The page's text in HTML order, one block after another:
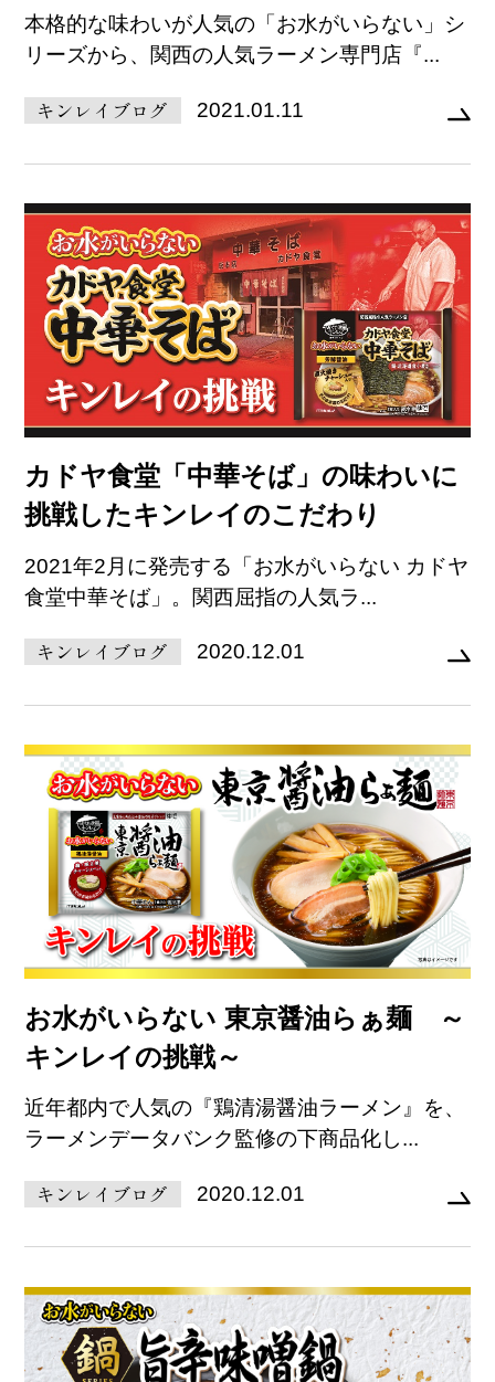
本格的な味わいが人気の「お水がいらない」シ
リーズから、関西の人気ラーメン専門店『...
キンレイブログ 2021.01.11
カドヤ食堂「中華そば」の味わいに
挑戦したキンレイのこだわり
2021年2月に発売する「お水がいらない カドヤ
食堂中華そば」。関西屈指の人気ラ...
キンレイブログ 2020.12.01
お水がいらない 東京醤油らぁ麺 ～
キンレイの挑戦～
近年都内で人気の『鶏清湯醤油ラーメン』を、
ラーメンデータバンク監修の下商品化し...
キンレイブログ 2020.12.01